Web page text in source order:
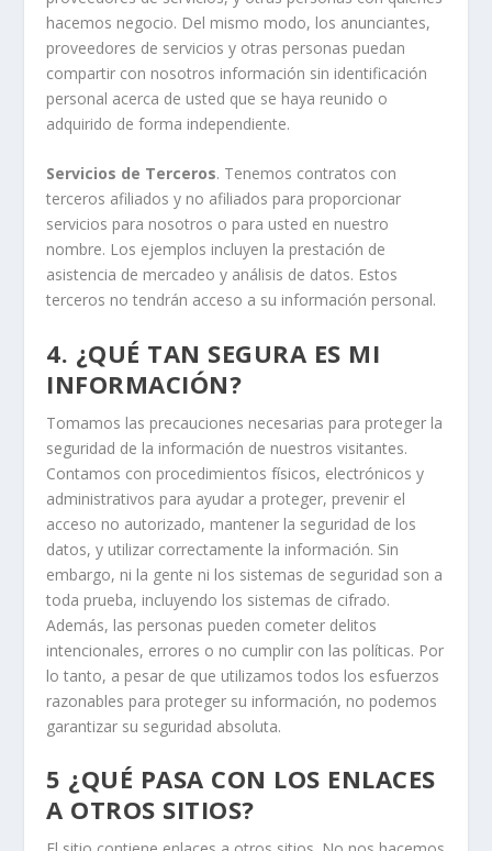
hacemos negocio. Del mismo modo, los anunciantes,
proveedores de servicios y otras personas puedan
compartir con nosotros información sin identificación
personal acerca de usted que se haya reunido o
adquirido de forma independiente.
Servicios de Terceros. Tenemos contratos con
terceros afiliados y no afiliados para proporcionar
servicios para nosotros o para usted en nuestro
nombre. Los ejemplos incluyen la prestación de
asistencia de mercadeo y análisis de datos. Estos
terceros no tendrán acceso a su información personal.
4. ¿QUÉ TAN SEGURA ES MI
INFORMACIÓN?
Tomamos las precauciones necesarias para proteger la
seguridad de la información de nuestros visitantes.
Contamos con procedimientos físicos, electrónicos y
administrativos para ayudar a proteger, prevenir el
acceso no autorizado, mantener la seguridad de los
datos, y utilizar correctamente la información. Sin
embargo, ni la gente ni los sistemas de seguridad son a
toda prueba, incluyendo los sistemas de cifrado.
Además, las personas pueden cometer delitos
intencionales, errores o no cumplir con las políticas. Por
lo tanto, a pesar de que utilizamos todos los esfuerzos
razonables para proteger su información, no podemos
garantizar su seguridad absoluta.
5 ¿QUÉ PASA CON LOS ENLACES
A OTROS SITIOS?